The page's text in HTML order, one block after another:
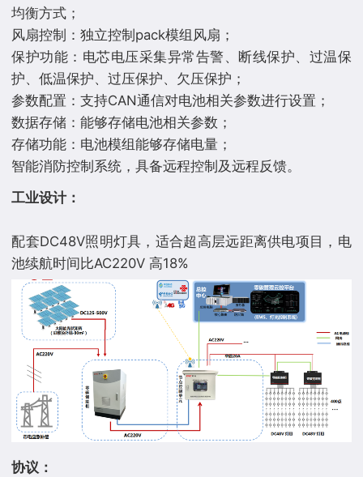
均衡方式；
风扇控制：独立控制pack模组风扇；
保护功能：电芯电压采集异常告警、断线保护、过温保
护、低温保护、过压保护、欠压保护；
参数配置：支持CAN通信对电池相关参数进行设置；
数据存储：能够存储电池相关参数；
存储功能：电池模组能够存储电量；
⼯业设计：
配套DC48V照明灯具，适合超高层远距离供电项目，电
协议：